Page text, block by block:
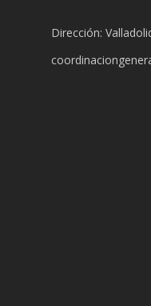
Dirección: